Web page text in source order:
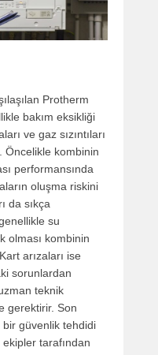
Protherm
bakım eksikliği
ve gaz sızıntıları
Öncelikle kombinin
performansında
oluşma riskini
da sıkça
su
olması kombinin
arızaları ise
sorunlardan
teknik
gerektirir. Son
bir güvenlik tehdidi
tarafından